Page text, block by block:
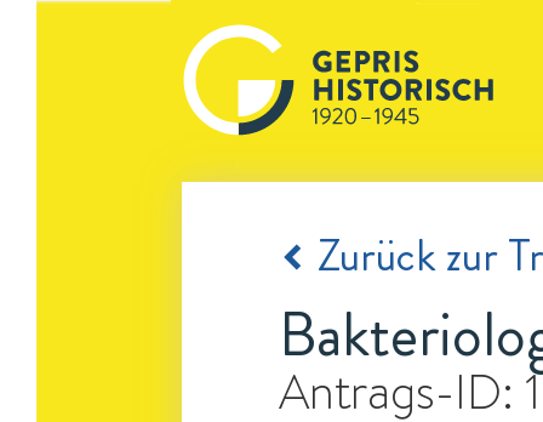
Zurück zur
Antrags-ID: